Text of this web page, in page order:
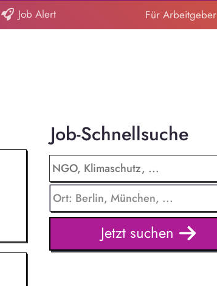
Job Alert Für Arbeitgeber
Job-Schnellsuche
Jetzt suchen